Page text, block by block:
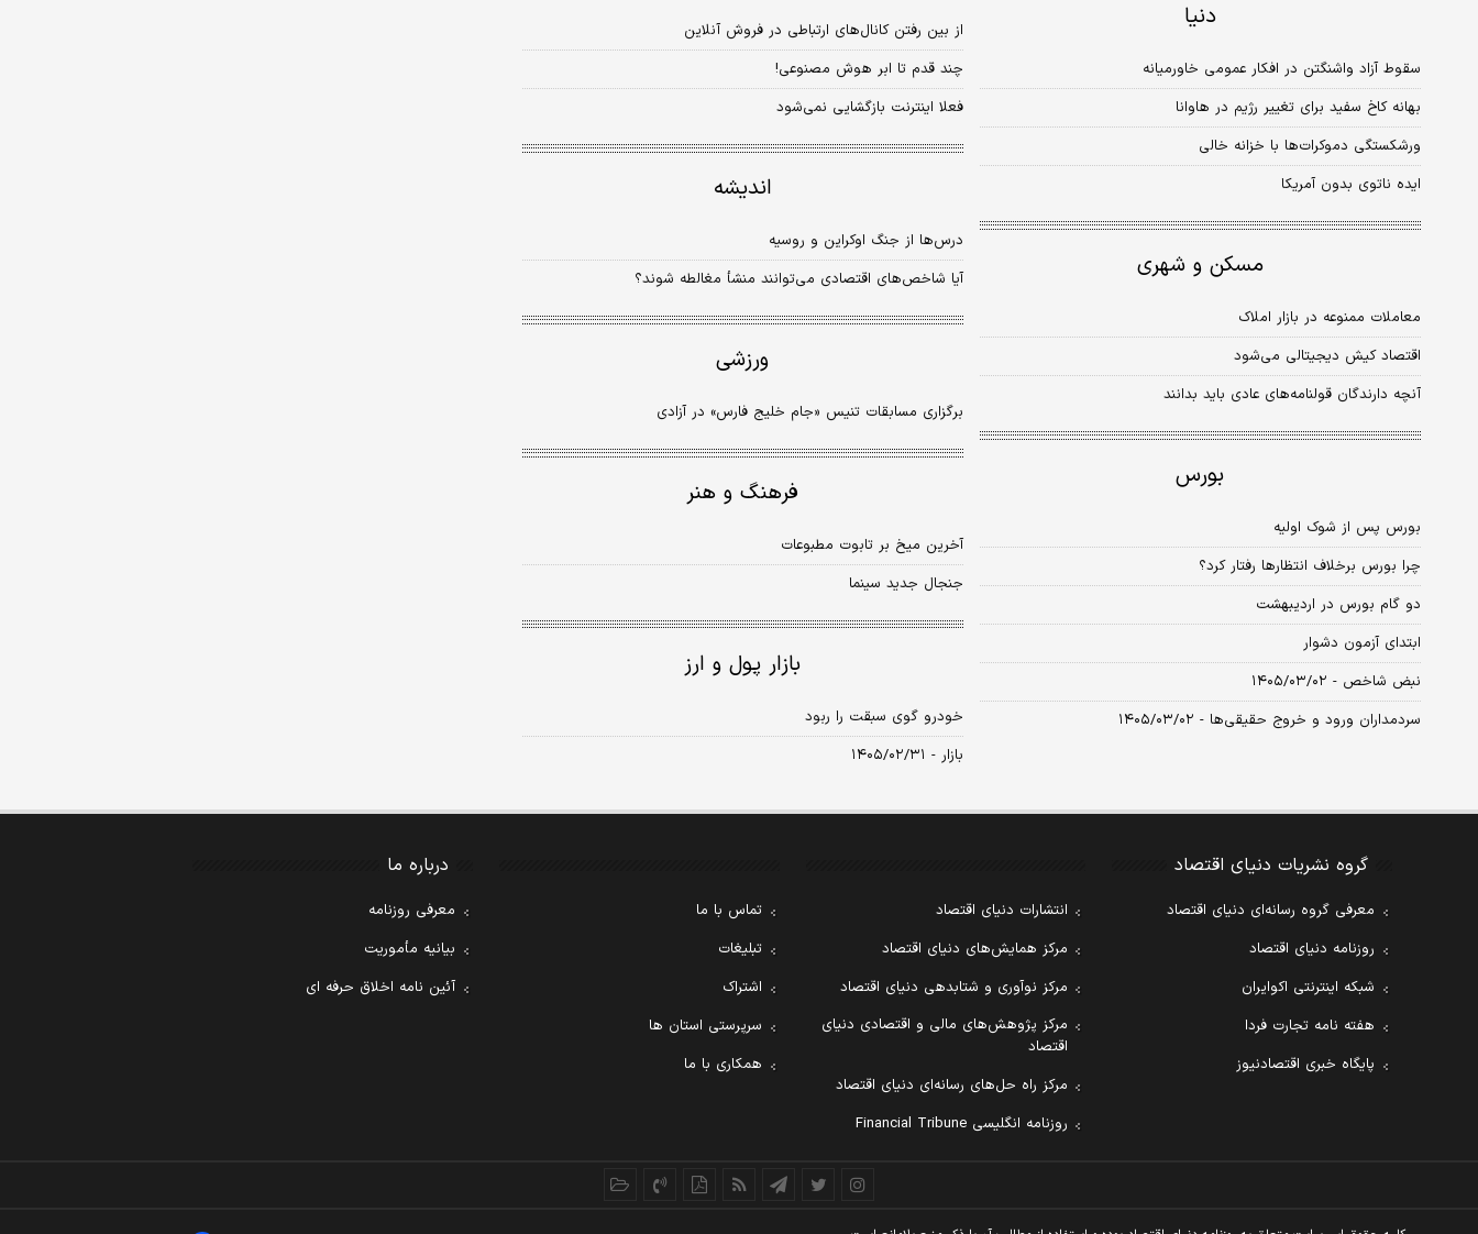
دنیا
سقوط آزاد واشنگتن در افکار عمومی خاورمیانه
بهانه کاخ سفید برای تغییر رژیم در‌ هاوانا
ورشکستگی دموکرات‌ها با خزانه خالی
ایده ناتوی بدون آمریکا
مسکن و شهری
معاملات ممنوعه در بازار املاک
اقتصاد کیش دیجیتالی می‌شود
آنچه دارندگان قولنامه‌های عادی باید بدانند
بورس
بورس پس از شوک اولیه
چرا بورس برخلاف انتظارها رفتار کرد؟
دو گام بورس در اردیبهشت
ابتدای آزمون دشوار
نبض شاخص - ۱۴۰۵/۰۳/۰۲
سردمداران ورود و خروج حقیقی‌ها - ۱۴۰۵/۰۳/۰۲
از بین رفتن کانال‌های ارتباطی در فروش آنلاین
چند قدم تا ابر هوش مصنوعی!
فعلا اینترنت بازگشایی نمی‌شود
اندیشه
درس‌ها از جنگ اوکراین و روسیه
آیا شاخص‌های اقتصادی می‌توانند منشأ مغالطه شوند؟
ورزشی
برگزاری مسابقات تنیس «جام خلیج فارس» در آزادی
فرهنگ و هنر
آخرین میخ بر تابوت مطبوعات
جنجال جدید سینما
بازار پول و ارز
خودرو گوی سبقت را ربود
بازار - ۱۴۰۵/۰۲/۳۱
گروه نشریات دنیای اقتصاد
معرفی گروه رسانه‌ای دنیای اقتصاد
روزنامه دنیای اقتصاد
شبکه اینترنتی اکوایران
هفته نامه تجارت فردا
پایگاه خبری اقتصادنیوز
انتشارات دنیای اقتصاد
مرکز همایش‌های دنیای اقتصاد
مرکز نوآوری و شتابدهی دنیای اقتصاد
مرکز پژوهش‌های مالی و اقتصادی دنیای
اقتصاد
مرکز راه حل‌های رسانه‌ای دنیای اقتصاد
روزنامه انگلیسی Financial Tribune
تماس با ما
تبلیغات
اشتراک
سرپرستی استان ها
همکاری با ما
درباره ما
معرفی روزنامه
بیانیه مأموریت
آئین نامه اخلاق حرفه ای